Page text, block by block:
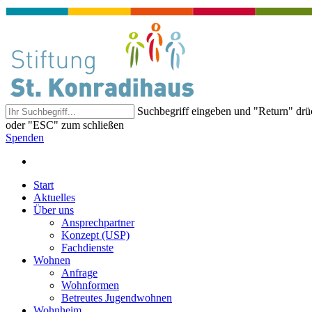
Suchbegriff eingeben und "Return"
oder "ESC" zum schließen
Spenden
Start
Aktuelles
Über uns
Ansprechpartner
Konzept (USP)
Fachdienste
Wohnen
Anfrage
Wohnformen
Betreutes Jugendwohnen